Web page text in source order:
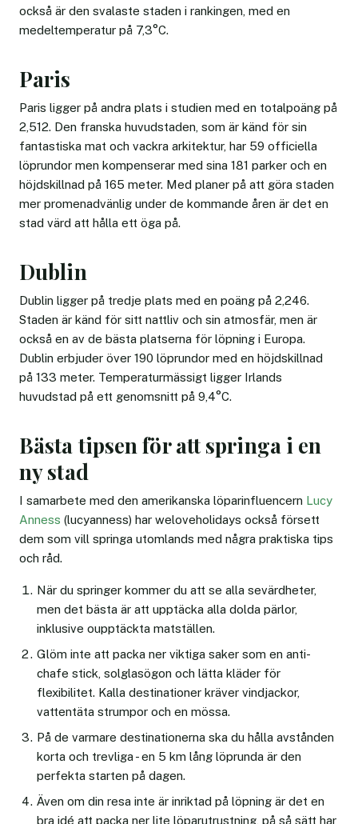
också är den svalaste staden i rankingen, med en
medeltemperatur på 7,3°C.
Paris
Paris ligger på andra plats i studien med en totalpoäng på
2,512. Den franska huvudstaden, som är känd för sin
fantastiska mat och vackra arkitektur, har 59 officiella
löprundor men kompenserar med sina 181 parker och en
höjdskillnad på 165 meter. Med planer på att göra staden
mer promenadvänlig under de kommande åren är det en
stad värd att hålla ett öga på.
Dublin
Dublin ligger på tredje plats med en poäng på 2,246.
Staden är känd för sitt nattliv och sin atmosfär, men är
också en av de bästa platserna för löpning i Europa.
Dublin erbjuder över 190 löprundor med en höjdskillnad
på 133 meter. Temperaturmässigt ligger Irlands
huvudstad på ett genomsnitt på 9,4°C.
Bästa tipsen för att springa i en
ny stad
I samarbete med den amerikanska löparinfluencern Lucy
Anness (lucyanness) har weloveholidays också försett
dem som vill springa utomlands med några praktiska tips
och råd.
När du springer kommer du att se alla sevärdheter,
men det bästa är att upptäcka alla dolda pärlor,
inklusive oupptäckta matställen.
Glöm inte att packa ner viktiga saker som en anti-
chafe stick, solglasögon och lätta kläder för
flexibilitet. Kalla destinationer kräver vindjackor,
vattentäta strumpor och en mössa.
På de varmare destinationerna ska du hålla avstånden
korta och trevliga - en 5 km lång löprunda är den
perfekta starten på dagen.
Även om din resa inte är inriktad på löpning är det en
bra idé att packa ner lite löparutrustning, på så sätt har